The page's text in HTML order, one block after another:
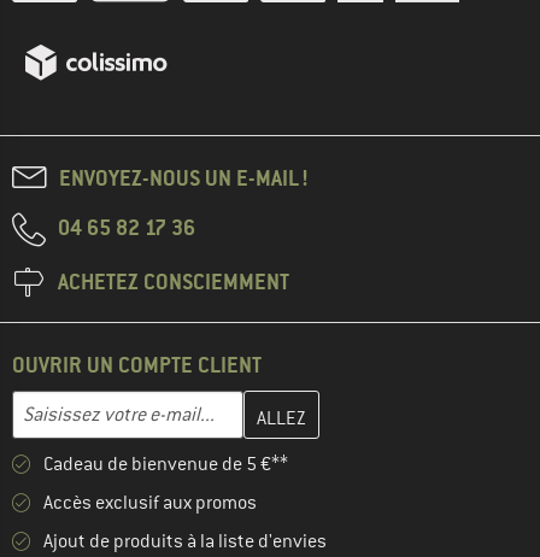
ENVOYEZ-NOUS UN E-MAIL !
04 65 82 17 36
ACHETEZ CONSCIEMMENT
OUVRIR UN COMPTE CLIENT
Adresse e-mail
Entrez votre adresse e-mail ici et créez votre compte client à la
Cadeau de bienvenue de 5 €**
Accès exclusif aux promos
Ajout de produits à la liste d'envies